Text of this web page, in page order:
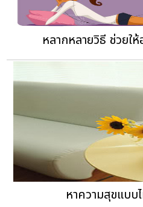
หลากหลายวิธี ช่วยใ
หาความสุขแบบ